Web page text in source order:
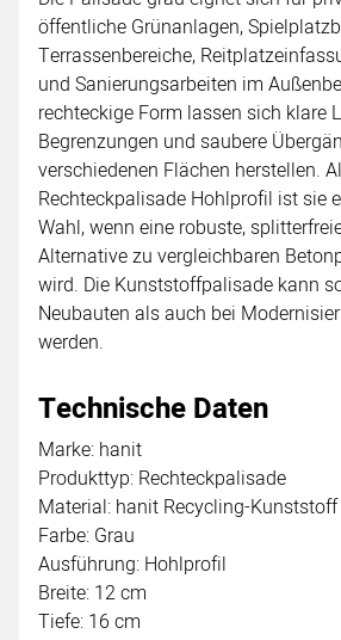
öffentliche Grünanlagen,
Terrassenbereiche,
und Sanierungsarbeiten im
rechteckige Form lassen sich klare
Begrenzungen und saubere
verschiedenen Flächen herstellen.
Rechteckpalisade Hohlprofil ist sie
Wahl, wenn eine robuste,
Alternative zu vergleichbaren
wird. Die Kunststoffpalisade kann
Neubauten als auch bei
werden.
Technische Daten
Marke: hanit
Produkttyp: Rechteckpalisade
Material: hanit Recycling-Kunststoff
Farbe: Grau
Ausführung: Hohlprofil
Breite: 12 cm
Tiefe: 16 cm